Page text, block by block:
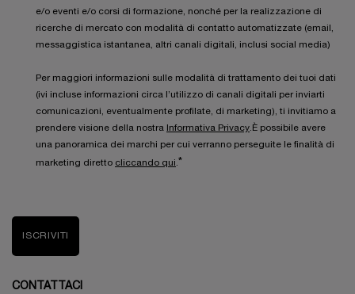
e/o eventi e/o corsi di formazione, nonché per la realizzazione di
ricerche di mercato con modalità di contatto automatizzate (email,
messaggistica istantanea, altri canali digitali, inclusi social media)
Per maggiori informazioni sulle modalità di trattamento dei tuoi dati
(ivi incluse informazioni circa l’utilizzo di canali digitali per inviarti
comunicazioni, eventualmente profilate, di marketing), ti invitiamo a
prendere visione della nostra
Informativa Privacy .È possibile avere
una panoramica dei marchi per cui verranno perseguite le finalità di
marketing diretto cliccando qui *
ISCRIVITI
CONTATTACI